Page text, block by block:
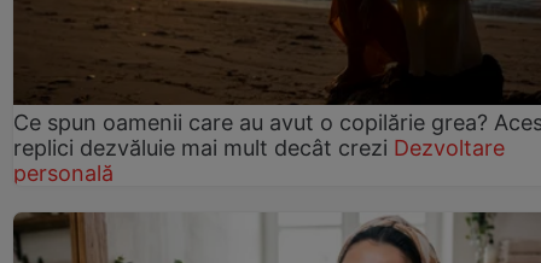
Ce spun oamenii care au avut o copilărie grea?
replici dezvăluie mai mult decât crezi Dezvoltare
personală